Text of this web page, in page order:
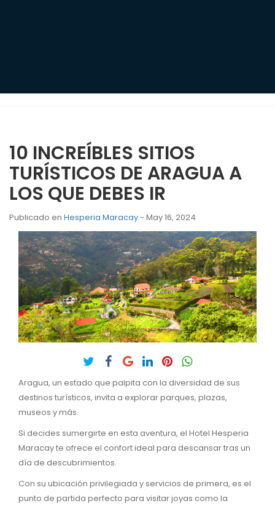
10 INCREÍBLES SITIOS
TURÍSTICOS DE ARAGUA A
LOS QUE DEBES IR
Publicado en Hesperia Maracay- May 16, 2024
Aragua, un estado que palpita con la diversidad de sus
destinos turísticos, invita a explorar parques, plazas,
museos y más.
Si decides sumergirte en esta aventura, el Hotel Hesperia
Maracay te ofrece el confort ideal para descansar tras un
día de descubrimientos.
Con su ubicación privilegiada y servicios de primera, es el
punto de partida perfecto para visitar joyas como la